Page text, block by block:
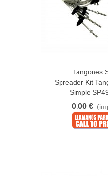
Tangones
Spreader Kit
Simple
0,00 €